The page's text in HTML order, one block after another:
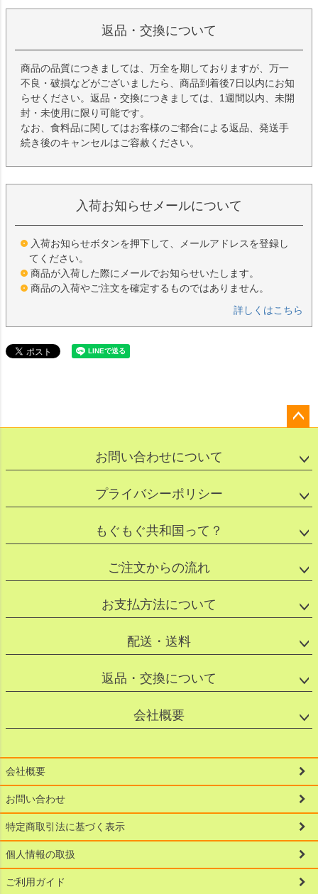
返品・交換について
商品の品質につきましては、万全を期しておりますが、万一
不良・破損などがございましたら、商品到着後7日以内にお知
らせください。返品・交換につきましては、1週間以内、未開
封・未使用に限り可能です。
なお、食料品に関してはお客様のご都合による返品、発送手
続き後のキャンセルはご容赦ください。
入荷お知らせメールについて
入荷お知らせボタンを押下して、メールアドレスを登録し
てください。
商品が入荷した際にメールでお知らせいたします。
商品の入荷やご注文を確定するものではありません。
詳しくはこちら
ップ
お問い合わせについて
プライバシーポリシー
もぐもぐ共和国って？
ご注文からの流れ
お支払方法について
配送・送料
返品・交換について
会社概要
会社概要
お問い合わせ
特定商取引法に基づく表示
個人情報の取扱
ご利用ガイド